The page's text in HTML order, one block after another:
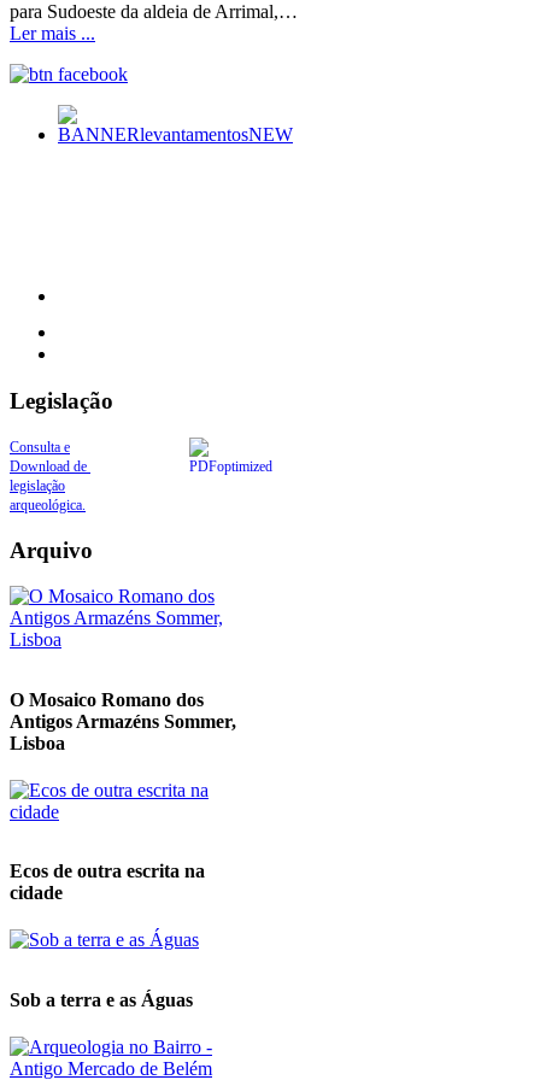
para Sudoeste da aldeia de Arrimal,…
Ler mais ...
Legislação
Consulta e
Download de
legislação
arqueológica.
Arquivo
O Mosaico Romano dos
Antigos Armazéns Sommer,
Lisboa
Ecos de outra escrita na
cidade
Sob a terra e as Águas